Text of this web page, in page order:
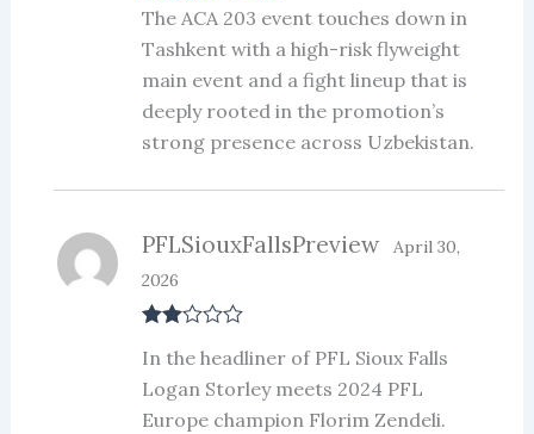
of
5
The ACA 203 event touches down in
Tashkent with a high-risk flyweight
main event and a fight lineup that is
deeply rooted in the promotion’s
strong presence across Uzbekistan.
d2
out
of 5
PFLSiouxFallsPreview
April 30,
2026
In the headliner of PFL Sioux Falls
Logan Storley meets 2024 PFL
Europe champion Florim Zendeli.